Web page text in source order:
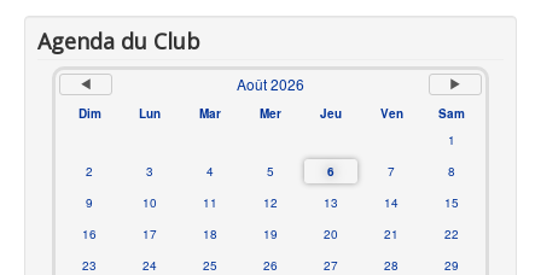
Agenda du Club
Août 2026
Dim Lun Mar Mer Jeu Ven
Sam
1
2
3 4 5 6 7
8
9
10 11 12 13 14
15
16
17 18 19 20 21
22
23
24 25 26 27 28
29